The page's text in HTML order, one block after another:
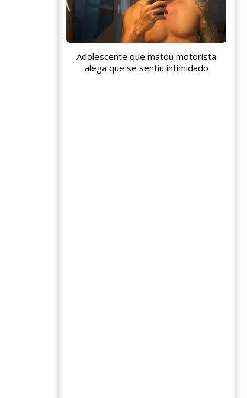
Adolescente que matou motorista
alega que se sentiu intimidado